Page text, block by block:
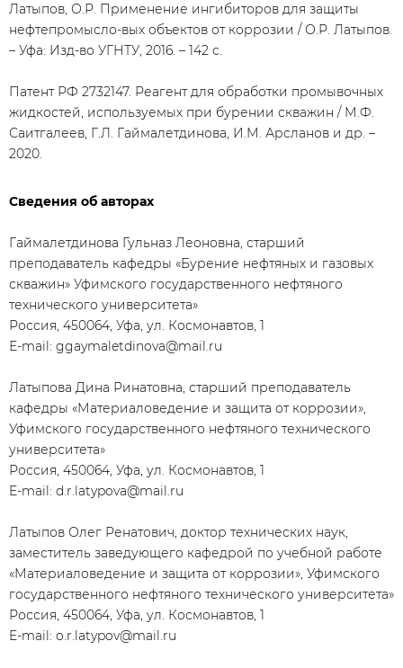
Латыпов, О.Р. Применение ингибиторов для защиты
нефтепромысло-вых объектов от коррозии / О.Р. Латыпов.
– Уфа: Изд-во УГНТУ, 2016. – 142 с.
Патент РФ 2732147. Реагент для обработки промывочных
жидкостей, используемых при бурении скважин / М.Ф.
Саитгалеев, Г.Л. Гаймалетдинова, И.М. Арсланов и др. –
2020.
Сведения об авторах
Гаймалетдинова Гульназ Леоновна, старший
преподаватель кафедры «Бурение нефтяных и газовых
скважин» Уфимского государственного нефтяного
технического университета»
Россия, 450064, Уфа, ул. Космонавтов, 1
Е-mail: ggaymaletdinova@mail.ru
Латыпова Дина Ринатовна, старший преподаватель
кафедры «Материаловедение и защита от коррозии»,
Уфимского государственного нефтяного технического
университета»
Россия, 450064, Уфа, ул. Космонавтов, 1
E-mail: d.r.latypova@mail.ru
Латыпов Олег Ренатович, доктор технических наук,
заместитель заведующего кафедрой по учебной работе
«Материаловедение и защита от коррозии», Уфимского
государственного нефтяного технического университета»
Россия, 450064, Уфа, ул. Космонавтов, 1
E-mail: o.r.latypov@mail.ru